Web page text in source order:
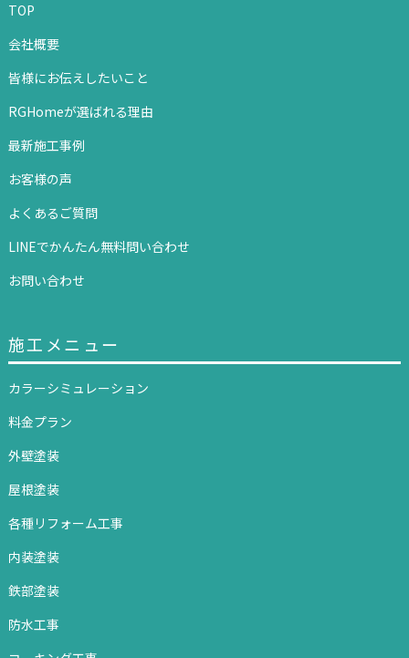
TOP
会社概要
皆様にお伝えしたいこと
RGHomeが選ばれる理由
最新施工事例
お客様の声
よくあるご質問
LINEでかんたん無料問い合わせ
お問い合わせ
施工メニュー
カラーシミュレーション
料金プラン
外壁塗装
屋根塗装
各種リフォーム工事
内装塗装
鉄部塗装
防水工事